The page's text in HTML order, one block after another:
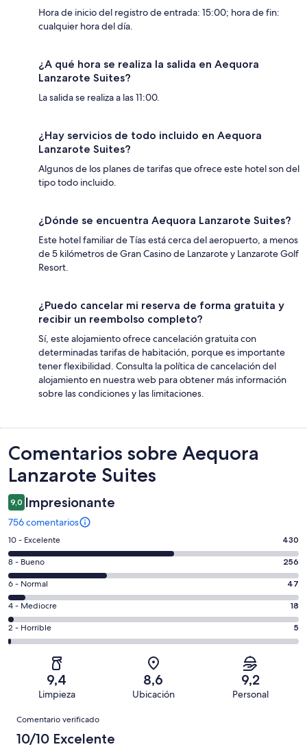
Hora de inicio del registro de entrada: 15:00; hora de fin:
cualquier hora del día.
¿A qué hora se realiza la salida en Aequora
Lanzarote Suites?
La salida se realiza a las 11:00.
¿Hay servicios de todo incluido en Aequora
Lanzarote Suites?
Algunos de los planes de tarifas que ofrece este hotel son del
tipo todo incluido.
¿Dónde se encuentra Aequora Lanzarote Suites?
Este hotel familiar de Tías está cerca del aeropuerto, a menos
de 5 kilómetros de Gran Casino de Lanzarote y Lanzarote Golf
Resort.
¿Puedo cancelar mi reserva de forma gratuita y
recibir un reembolso completo?
Sí, este alojamiento ofrece cancelación gratuita con
determinadas tarifas de habitación, porque es importante
tener flexibilidad. Consulta la política de cancelación del
alojamiento en nuestra web para obtener más información
sobre las condiciones y las limitaciones.
Comentarios
Comentarios sobre Aequora
Lanzarote Suites
9,0 Impresionante
756 comentarios
430
comentarios
de
un
total
de
756
con
puntuación
10 - Excelente 430
256
comentarios
de
un
total
de
756
puntuación
8 - Bueno 256
47
comentarios
de
un
total
puntuación
6 - Normal 47
18
comentarios
de
una
puntuación
4 - Mediocre 18
5
comentarios
756
una
2 - Horrible 5
9,4
Limpieza
8,6
Ubicación
9,2
Personal
Comentarios
Comentario verificado
10/10 Excelente